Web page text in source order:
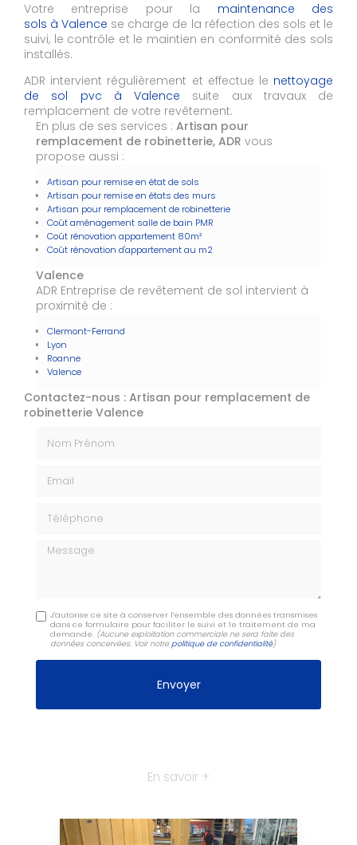
Votre entreprise pour la maintenance des
sols à Valence se charge de la réfection des sols et le
suivi, le contrôle et le maintien en conformité des sols
installés.
ADR intervient régulièrement et effectue le nettoyage
de sol pvc à Valence suite aux travaux de
remplacement de votre revêtement.
En plus de ses services : Artisan pour
remplacement de robinetterie, ADR vous
propose aussi :
Artisan pour remise en état de sols
Artisan pour remise en états des murs
Artisan pour remplacement de robinetterie
Coût aménagement salle de bain PMR
Coût rénovation appartement 80m²
Coût rénovation d'appartement au m2
Valence
ADR Entreprise de revêtement de sol intervient à
proximité de :
Clermont-Ferrand
Lyon
Roanne
Valence
Contactez-nous : Artisan pour remplacement de
robinetterie Valence
Message
J'autorise ce site à conserver l'ensemble des données transmises
dans ce formulaire pour faciliter le suivi et le traitement de ma
demande. (Aucune exploitation commerciale ne sera faite des
données concervées. Voir notrepolitique de confidentialité)
En savoir +